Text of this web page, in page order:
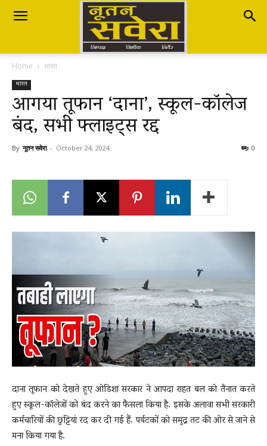
Nutan
Savera
नूतन
Home भारत
भारत
आगया तूफान ‘दाना’, स्कूल-कॉलेज
बंद, सभी फ्लाइट्स रद्द
By नूतन सवेरा - October 24, 2024 0
दाना तूफान को देखते हुए ओडिशा सरकार ने आपदा राहत बल को तैनात करते
हुए स्कूल-कॉलेजों को बंद करने का फैसला किया है. इसके अलावा सभी सरकारी
कर्मचारियों की छुट्टियां रद कर दी गई हैं. पर्यटकों को समुद्र तट की ओर से जाने से
मना किया गया है.